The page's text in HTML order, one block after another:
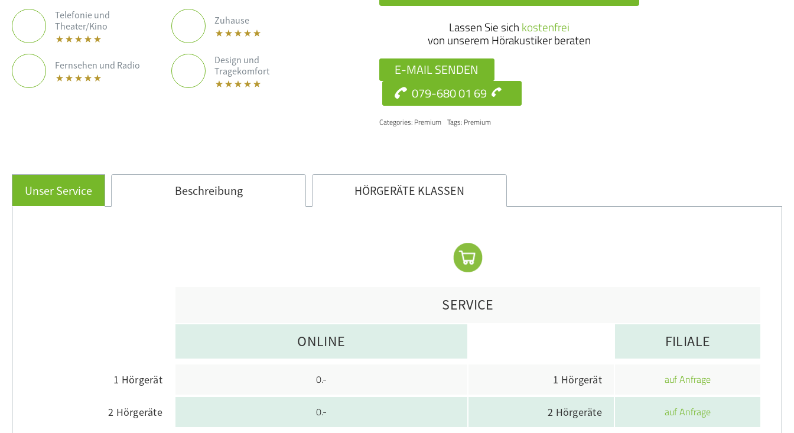
Telefonie und
Theater/Kino
Zuhause
Fernsehen und Radio
Design und
Tragekomfort
24
Ric
RT
Lassen Sie sich kostenfrei
von unserem Hörakustiker beraten
E-MAIL SENDEN
079-680 01 69
Categories: Premium Tags: Premium
Unser Service Beschreibung HÖRGERÄTE KLASSEN
SERVICE
ONLINE
1 Hörgerät 0.-
2 Hörgeräte 0.-
FILIALE
1 Hörgerät auf Anfrage
2 Hörgeräte auf Anfrage